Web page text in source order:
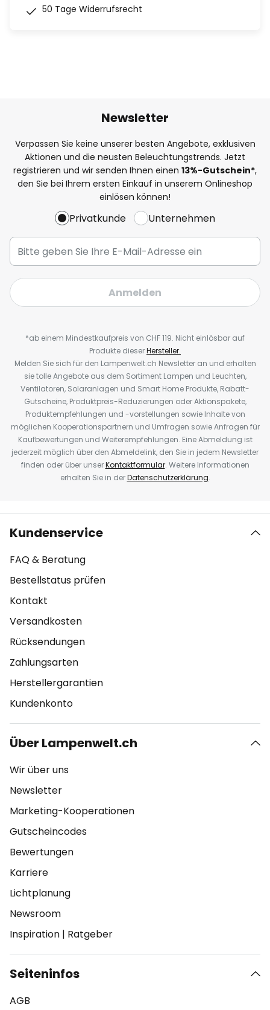
50 Tage Widerrufsrecht
Newsletter
Verpassen Sie keine unserer besten Angebote, exklusiven
Aktionen und die neusten Beleuchtungstrends. Jetzt
registrieren und wir senden Ihnen einen 13%-Gutschein*,
den Sie bei Ihrem ersten Einkauf in unserem Onlineshop
einlösen können!
Privatkunde Unternehmen
Anmelden
*ab einem Mindestkaufpreis von CHF 119. Nicht einlösbar auf
Produkte dieserHersteller.
Melden Sie sich für den Lampenwelt.ch Newsletter an und erhalten
sie tolle Angebote aus dem Sortiment Lampen und Leuchten,
Ventilatoren, Solaranlagen und Smart Home Produkte, Rabatt-
Gutscheine, Produktpreis-Reduzierungen oder Aktionspakete,
Produktempfehlungen und -vorstellungen sowie Inhalte von
möglichen Kooperationspartnern und Umfragen sowie Anfragen für
Kaufbewertungen und Weiterempfehlungen. Eine Abmeldung ist
jederzeit möglich über den Abmeldelink, den Sie in jedem Newsletter
finden oder über unserKontaktformular. Weitere Informationen
erhalten Sie in derDatenschutzerklärung.
Kundenservice
FAQ & Beratung
Bestellstatus prüfen
Kontakt
Versandkosten
Rücksendungen
Zahlungsarten
Herstellergarantien
Kundenkonto
Über Lampenwelt.ch
Wir über uns
Newsletter
Marketing-Kooperationen
Gutscheincodes
Bewertungen
Karriere
Lichtplanung
Newsroom
Inspiration | Ratgeber
Seiteninfos
AGB